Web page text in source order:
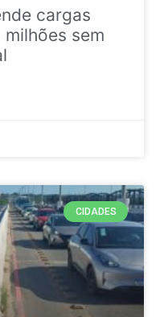
cargas
sem
CIDADES